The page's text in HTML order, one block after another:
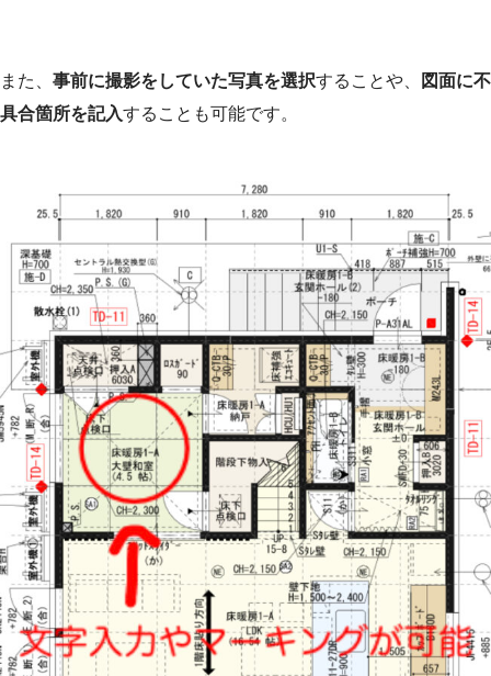
また、 事前に撮影をしていた写真を選択することや、
図面に不
具合箇所を記入することも可能です。